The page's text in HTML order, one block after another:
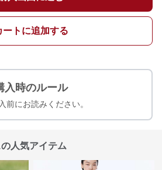
ートに追加する
入時のルール
前にお読みください。
人気アイテム